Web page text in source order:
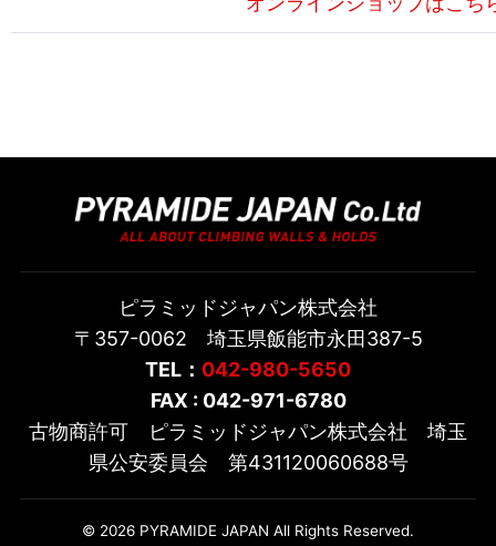
ピラミッドジャパン株式会社
〒357-0062 埼玉県飯能市永田387-5
TEL： 042-980-5650
FAX : 042-971-6780
古物商許可 ピラミッドジャパン株式会社 埼玉
県公安委員会 第431120060688号
© 2026 PYRAMIDE JAPAN All Rights Reserved.